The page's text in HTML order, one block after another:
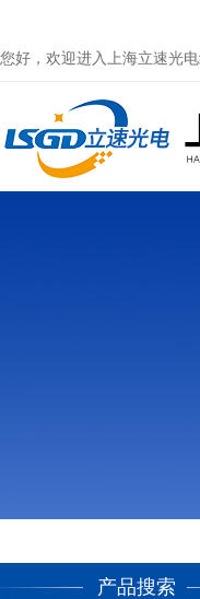
您好，欢迎进入上海立速光
产品搜索